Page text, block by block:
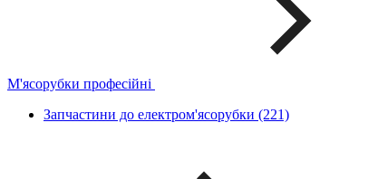
М'ясорубки професійні
Запчастини до електром'ясорубки (221)